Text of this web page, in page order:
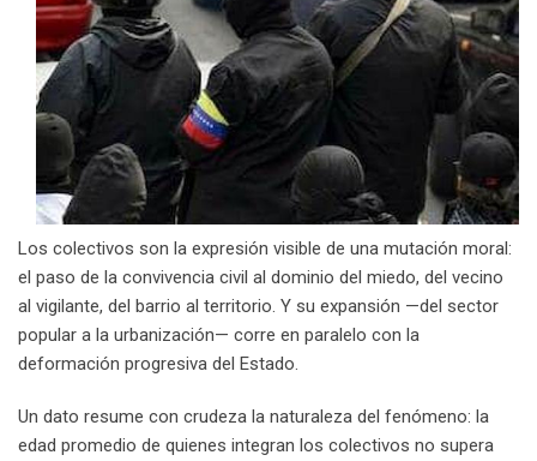
Los colectivos son la expresión visible de una mutación moral:
el paso de la convivencia civil al dominio del miedo, del vecino
al vigilante, del barrio al territorio. Y su expansión —del sector
popular a la urbanización— corre en paralelo con la
deformación progresiva del Estado.
Un dato resume con crudeza la naturaleza del fenómeno: la
edad promedio de quienes integran los colectivos no supera